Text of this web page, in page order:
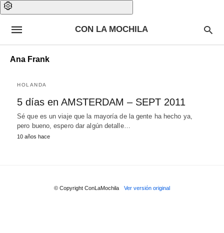
CON LA MOCHILA
Ana Frank
HOLANDA
5 días en AMSTERDAM – SEPT 2011
Sé que es un viaje que la mayoría de la gente ha hecho ya,
pero bueno, espero dar algún detalle…
10 años hace
© Copyright ConLaMochila Ver versión original